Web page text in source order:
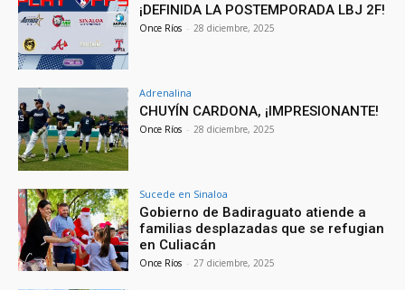
¡DEFINIDA LA POSTEMPORADA LBJ 2F!
Once Ríos - 28 diciembre, 2025
Adrenalina
CHUYÍN CARDONA, ¡IMPRESIONANTE!
Once Ríos - 28 diciembre, 2025
Sucede en Sinaloa
Gobierno de Badiraguato atiende a
familias desplazadas que se refugian
en Culiacán
Once Ríos - 27 diciembre, 2025